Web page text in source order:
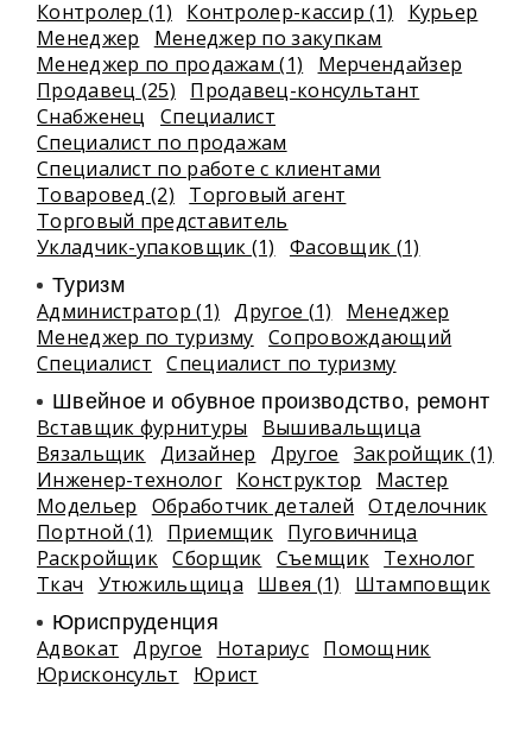
Контролер (1)
Контролер-кассир (1)
Курьер
Менеджер
Менеджер по закупкам
Менеджер по продажам (1)
Мерчендайзер
Продавец (25)
Продавец-консультант
Снабженец
Специалист
Специалист по продажам
Специалист по работе с клиентами
Товаровед (2)
Торговый агент
Торговый представитель
Укладчик-упаковщик (1)
Фасовщик (1)
Туризм
Администратор (1) Другое (1)
Менеджер
Менеджер по туризму Сопровождающий
Специалист
Специалист по туризму
Швейное и обувное производство, ремонт
Вставщик фурнитуры
Вышивальщица
Вязальщик Дизайнер Другое
Закройщик (1)
Инженер-технолог Конструктор
Мастер
Модельер
Обработчик деталей
Отделочник
Портной (1)
Приемщик Пуговичница
Раскройщик Сборщик Съемщик Технолог
Ткач
Утюжильщица Швея (1) Штамповщик
Юриспруденция
Адвокат Другое Нотариус Помощник
Юрисконсульт
Юрист